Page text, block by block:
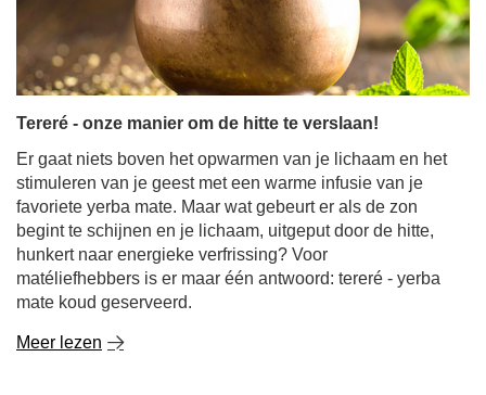
Tereré - onze manier om de hitte te verslaan!
Er gaat niets boven het opwarmen van je lichaam en het
stimuleren van je geest met een warme infusie van je
favoriete yerba mate. Maar wat gebeurt er als de zon
begint te schijnen en je lichaam, uitgeput door de hitte,
hunkert naar energieke verfrissing? Voor
matéliefhebbers is er maar één antwoord: tereré - yerba
mate koud geserveerd.
Meer lezen